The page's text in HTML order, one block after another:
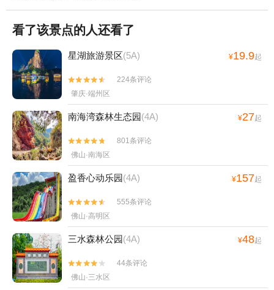
看了该景点的人还看了
星湖旅游景区(5A) ¥19.9起


224条评论
肇庆·端州区
南海湾森林生态园(4A) ¥27起


801条评论
佛山·南海区
盈香心动乐园(4A) ¥157起


555条评论
佛山·高明区
三水森林公园(4A) ¥48起


44条评论
佛山·三水区